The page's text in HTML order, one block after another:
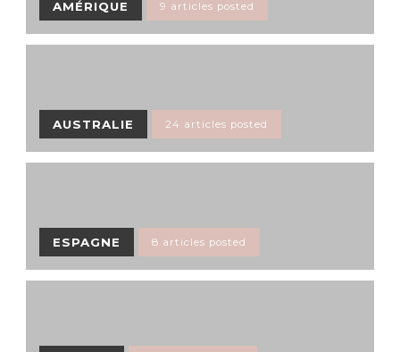
AMÉRIQUE 9 articles posted
AUSTRALIE 24 articles posted
ESPAGNE 8 articles posted